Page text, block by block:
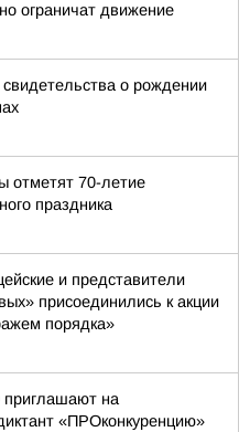
ограничат движение
о рождении
отметят 70-летие
праздника
и представители
присоединились к акции
порядка»
на
«ПРОконкуренцию»